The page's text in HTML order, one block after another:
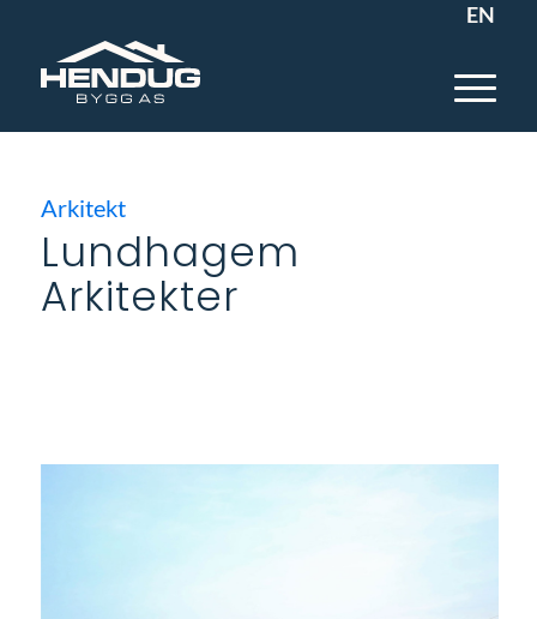
EN
Arkitekt
Lundhagem
Arkitekter